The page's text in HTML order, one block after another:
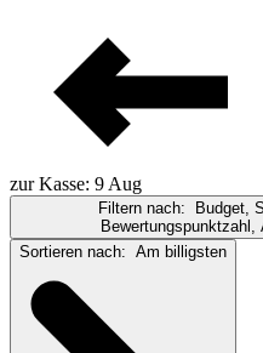
zur Kasse: 9 Aug
Filtern nach: Budget,
Sortieren nach: Am billigsten